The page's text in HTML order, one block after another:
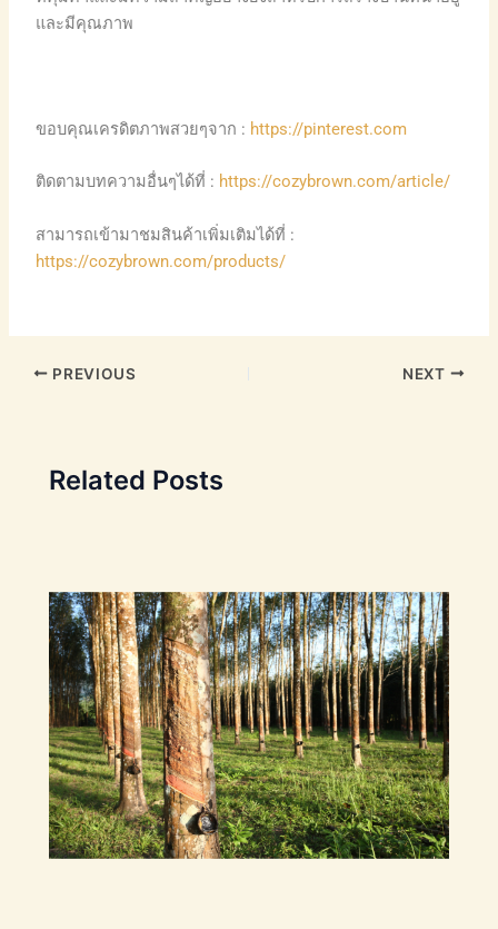
และมีคุณภาพ
ขอบคุณเครดิตภาพสวยๆจาก : https://pinterest.com
ติดตามบทความอื่นๆได้ที่ : https://cozybrown.com/article/
สามารถเข้ามาชมสินค้าเพิ่มเติมได้ที่ :
https://cozybrown.com/products/
PREVIOUS NEXT
Related Posts